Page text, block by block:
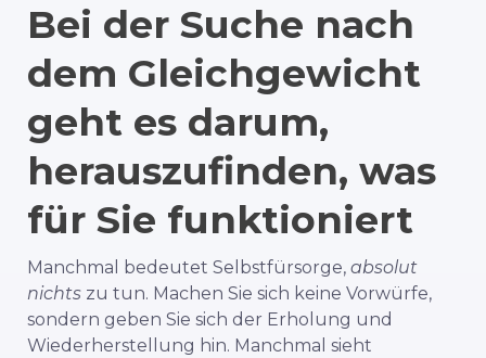
Bei der Suche nach
dem Gleichgewicht
geht es darum,
herauszufinden, was
für Sie funktioniert
Manchmal bedeutet Selbstfürsorge, absolut
nichts zu tun. Machen Sie sich keine Vorwürfe,
sondern geben Sie sich der Erholung und
Wiederherstellung hin. Manchmal sieht